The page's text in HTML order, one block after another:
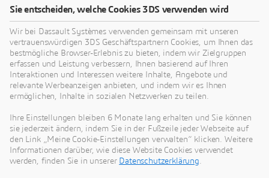
Support
Nützliche Lösungen für die häufigsten Probleme.
Wie erhalte ich einen Lizenzschlüssel?
Sie entscheiden, welche Cookies 3DS verwenden wird
Wir bei Dassault Systèmes verwenden gemeinsam mit unseren
vertrauenswürdigen 3DS Geschäftspartnern Cookies, um Ihnen das
bestmögliche Browser-Erlebnis zu bieten, indem wir Zielgruppen
erfassen und Leistung verbessern, Ihnen basierend auf Ihren
Interaktionen und Interessen weitere Inhalte, Angebote und
relevante Werbeanzeigen anbieten, und indem wir es Ihnen
ermöglichen, Inhalte in sozialen Netzwerken zu teilen.
Ihre Einstellungen bleiben 6 Monate lang erhalten und Sie können
sie jederzeit ändern, indem Sie in der Fußzeile jeder Webseite auf
den Link „Meine Cookie-Einstellungen verwalten“ klicken. Weitere
Informationen darüber, wie diese Website Cookies verwendet
werden, finden Sie in unserer Datenschutzerklärung.